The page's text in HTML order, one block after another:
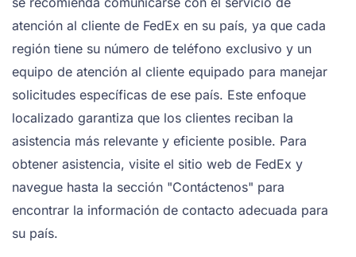
atención al cliente de FedEx en su país, ya que cada
región tiene su número de teléfono exclusivo y un
equipo de atención al cliente equipado para manejar
solicitudes específicas de ese país. Este enfoque
localizado garantiza que los clientes reciban la
asistencia más relevante y eficiente posible. Para
obtener asistencia, visite el sitio web de FedEx y
navegue hasta la sección "Contáctenos" para
encontrar la información de contacto adecuada para
su país.